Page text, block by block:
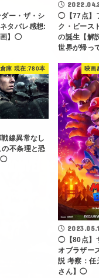
ー・ザ・シ
タバレ感想:
画】◯
◯【77点】
ク・ビース
の誕生【解
世界が帰っ
庫 現在:780本
線異常なし
の不条理と恐
◯
映画
◯【80点】
オブラザー
説 考察：任
さん】◯